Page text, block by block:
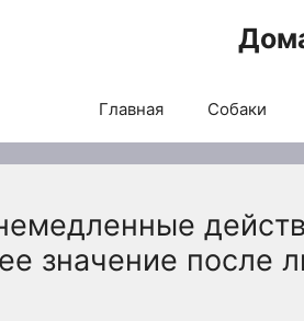
Главная Собаки
значение после